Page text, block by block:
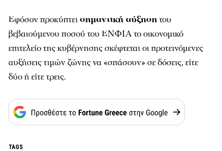
Εφόσον προκύπτεισημαντική αύξησητου
βεβαιούμενου ποσού του ΕΝΦΙΑ το οικονομικό
επιτελείο της κυβέρνησης σκέφτεται οι προτεινόμενες
αυξήσεις τιμών ζώνης να «σπάσουν» σε δόσεις, είτε
δύο ή είτε τρεις.
TAGS